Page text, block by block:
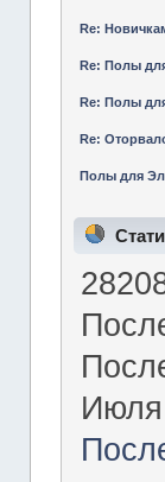
Re:
Re: Полы
Re: Полы
Re:
Полы для
Июля